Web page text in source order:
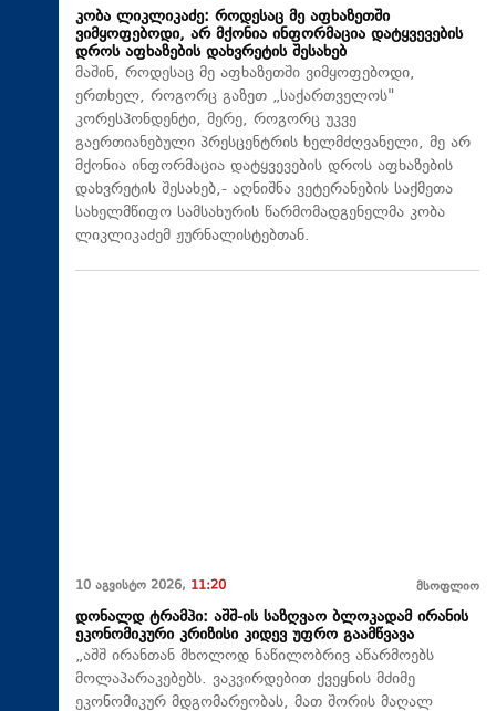
კობა ლიკლიკაძე: როდესაც მე აფხაზეთში
ვიმყოფებოდი, არ მქონია ინფორმაცია დატყვევების
დროს აფხაზების დახვრეტის შესახებ
მაშინ, როდესაც მე აფხაზეთში ვიმყოფებოდი,
ერთხელ, როგორც გაზეთ „საქართველოს"
კორესპონდენტი, მერე, როგორც უკვე
გაერთიანებული პრესცენტრის ხელმძღვანელი, მე არ
მქონია ინფორმაცია დატყვევების დროს აფხაზების
დახვრეტის შესახებ,- აღნიშნა ვეტერანების საქმეთა
სახელმწიფო სამსახურის წარმომადგენელმა კობა
ლიკლიკაძემ ჟურნალისტებთან.
10 აგვისტო 2026, 11:20 მსოფლიო
დონალდ ტრამპი: აშშ-ის საზღვაო ბლოკადამ ირანის
ეკონომიკური კრიზისი კიდევ უფრო გაამწვავა
„აშშ ირანთან მხოლოდ ნაწილობრივ აწარმოებს
მოლაპარაკებებს. ვაკვირდებით ქვეყნის მძიმე
ეკონომიკურ მდგომარეობას, მათ შორის მაღალ